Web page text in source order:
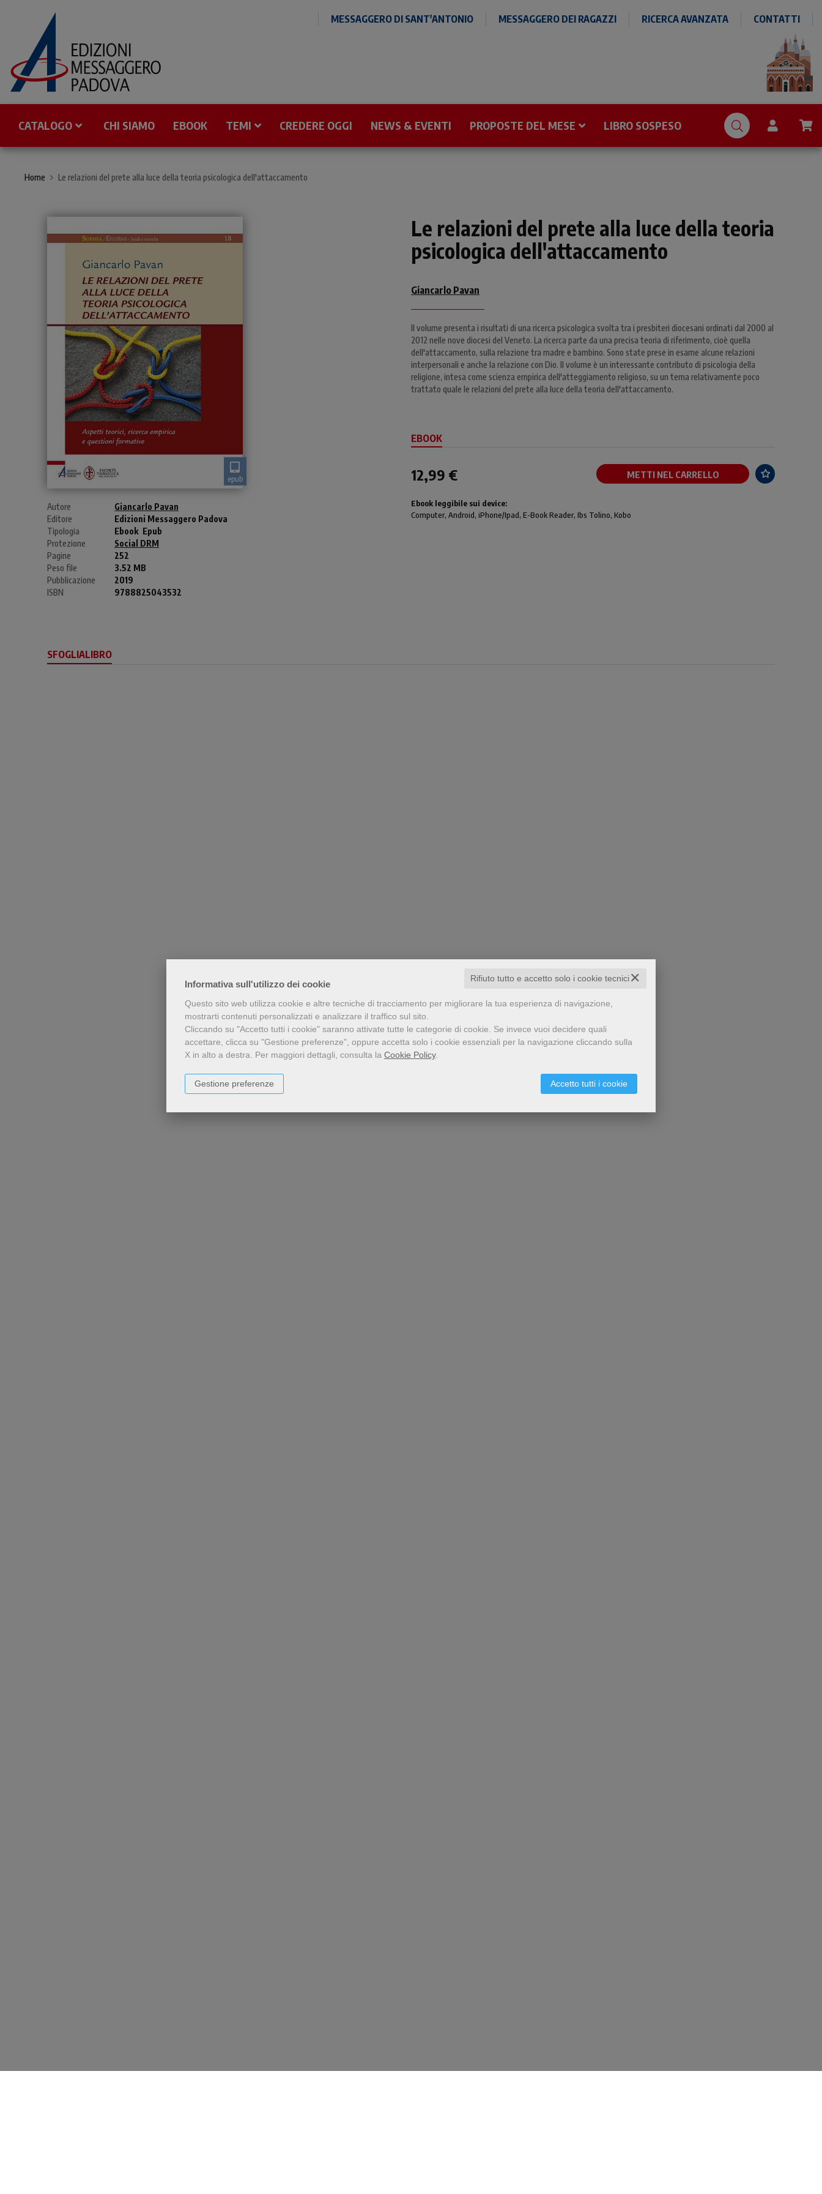
Informativa sull'utilizzo dei cookie ✕
Rifiuto tutto e accetto solo i cookie tecnici
Questo sito web utilizza cookie e altre tecniche di tracciamento per migliorare la tua esperienza di navigazione,
mostrarti contenuti personalizzati e analizzare il traffico sul sito.
Cliccando su "Accetto tutti i cookie" saranno attivate tutte le categorie di cookie. Se invece vuoi decidere quali
accettare, clicca su "Gestione preferenze", oppure accetta solo i cookie essenziali per la navigazione cliccando sulla
X in alto a destra. Per maggiori dettagli, consulta la Cookie Policy.
Accetto tutti i cookie
Gestione preferenze
MESSAGGERO DI SANT'ANTONIO MESSAGGERO DEI RAGAZZI RICERCA AVANZATA CONTATTI
CATALOGO CHI SIAMO EBOOK TEMI CREDERE OGGI NEWS & EVENTI PROPOSTE DEL MESE LIBRO SOSPESO
Home Le relazioni del prete alla luce della teoria psicologica dell'attaccamento
epub
Autore
Giancarlo Pavan
Editore
Edizioni Messaggero Padova
Tipologia
Ebook Epub
Protezione
Social DRM
Pagine
252
Peso file
3.52 MB
Pubblicazione
2019
ISBN
9788825043532
Le relazioni del prete alla luce della teoria
psicologica dell'attaccamento
Giancarlo Pavan
Il volume presenta i risultati di una ricerca psicologica svolta tra i presbiteri diocesani ordinati dal 2000 al
2012 nelle nove diocesi del Veneto. La ricerca parte da una precisa teoria di riferimento, cioè quella
dell'attaccamento, sulla relazione tra madre e bambino. Sono state prese in esame alcune relazioni
interpersonali e anche la relazione con Dio. Il volume è un interessante contributo di psicologia della
religione, intesa come scienza empirica dell'atteggiamento religioso, su un tema relativamente poco
trattato quale le relazioni del prete alla luce della teoria dell'attaccamento.
EBOOK
12,99 € METTI NEL CARRELLO
Ebook leggibile sui device:
Computer, Android, iPhone/Ipad, E-Book Reader, Ibs Tolino, Kobo
SFOGLIALIBRO